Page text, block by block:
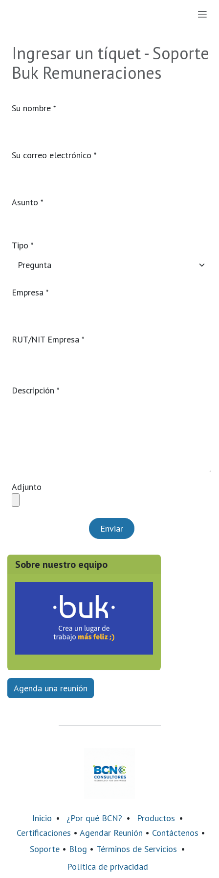
Ingresar un tíquet - Soporte
Buk Remuneraciones
Su nombre *
Su correo electrónico *
Asunto *
Tipo *
Empresa *
RUT/NIT Empresa *
Descripción *
Adjunto
Enviar
Sobre nuestro equipo
Agenda una reunión
Inicio • ¿Por qué BCN? • Productos •
Certificaciones • Agendar Reunión • Contáctenos •
Soporte • Blog • Términos de Servicios •
Política de privacidad